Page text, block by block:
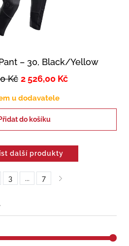
– 30, Black/Yellow
Kč 2 526,00 Kč
u dodavatele
Přidat do košíku
další produkty
3 ... 7